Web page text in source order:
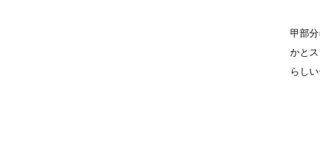
甲部
かと
らしい